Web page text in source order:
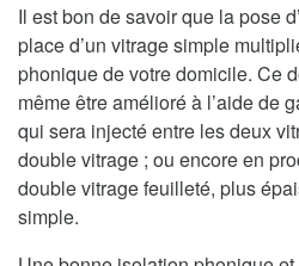
Il est bon de savoir que la pose
place d’un vitrage simple
phonique de votre domicile. Ce
même être amélioré à l’aide de
qui sera injecté entre les deux
double vitrage ; ou encore en
double vitrage feuilleté, plus
simple.